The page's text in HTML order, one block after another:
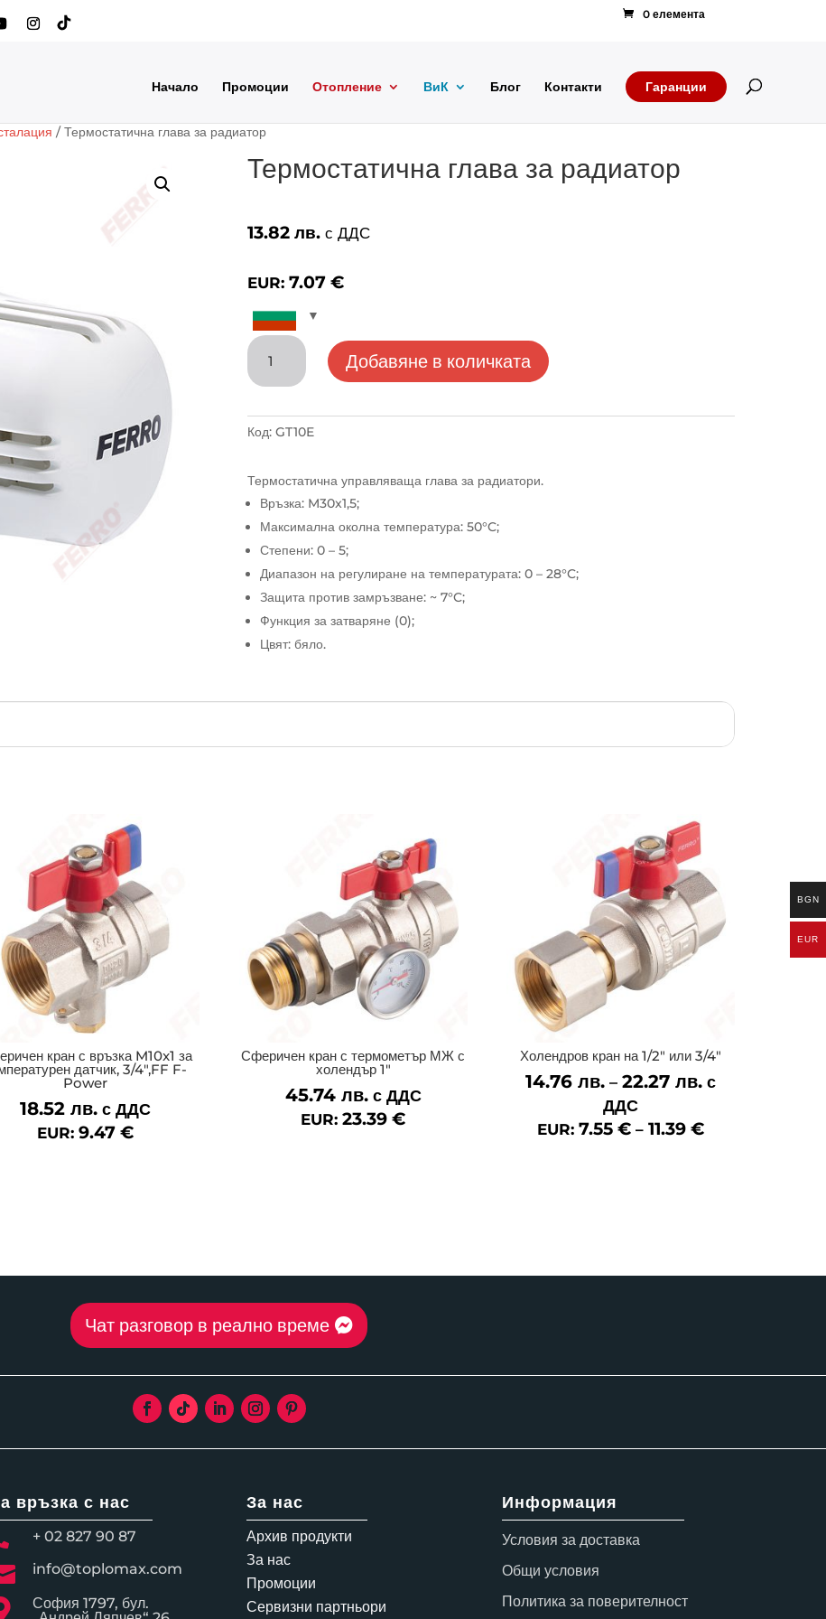
0 елемента
Начало Промоции Отопление ВиК Блог Контакти Гаранции
/ Термостатична глава за радиатор
Термостатична глава за радиатор
13.82лв. с ДДС
EUR:7.07€
количество
Термостатична
за
Добавяне в количката
Код:GT10E
Термостатична управляваща глава за радиатори.
Връзка: M30x1,5;
Максимална околна температура: 50°C;
Степени: 0 – 5;
Диапазон на регулиране на температурата: 0 – 28°C;
Защита против замръзване: ~ 7°C;
Функция за затваряне (0);
Цвят: бяло.
кран с връзка M10x1 за
датчик, 3/4″,FF F-
Power
18.52лв. с ДДС
EUR:9.47€
Сферичен кран с термометър МЖ с
холендър 1″
45.74 лв. с ДДС
EUR:23.39€
Холендров кран на 1/2″ или 3/4″
14.76лв. – 22.27лв.Price
14.76 лв.
с
ДДС
EUR:7.55€ –11.39€
Чат разговор в реално време
връзка с нас
+ 02 827 90 87
info@toplomax.com
София 1797, бул.
За нас
Архив продукти
За нас
Промоции
Сервизни партньори
Информация
Условия за доставка
Общи условия
Политика за поверителност
BGN
EUR